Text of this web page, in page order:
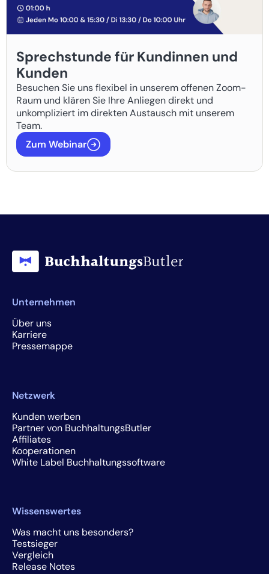
Sprechstunde für Kundinnen und
Kunden
Besuchen Sie uns flexibel in unserem offenen Zoom-
Raum und klären Sie Ihre Anliegen direkt und
unkompliziert im direkten Austausch mit unserem
Team.
Zum Webinar
Unternehmen
Über uns
Karriere
Pressemappe
Netzwerk
Kunden werben
Partner von BuchhaltungsButler
Affiliates
Kooperationen
White Label Buchhaltungssoftware
Wissenswertes
Was macht uns besonders?
Testsieger
Vergleich
Release Notes